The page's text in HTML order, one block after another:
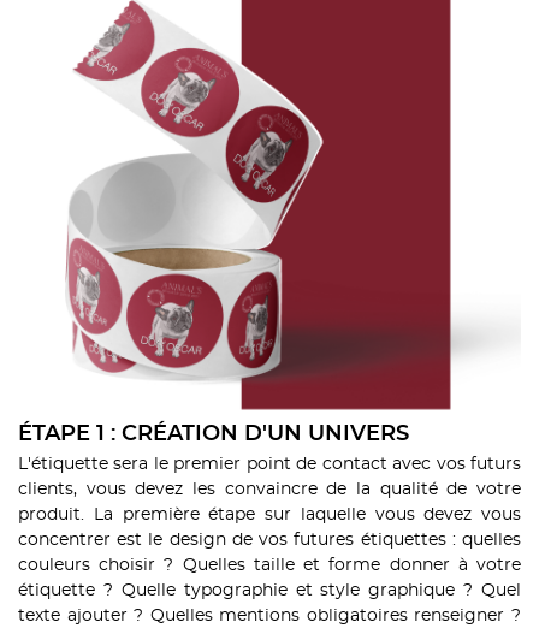
ÉTAPE 1 : CRÉATION D'UN UNIVERS
L'étiquette sera le premier point de contact avec vos futurs
clients, vous devez les convaincre de la qualité de votre
produit. La première étape sur laquelle vous devez vous
concentrer est le design de vos futures étiquettes : quelles
couleurs choisir ? Quelles taille et forme donner à votre
étiquette ? Quelle typographie et style graphique ? Quel
texte ajouter ? Quelles mentions obligatoires renseigner ?